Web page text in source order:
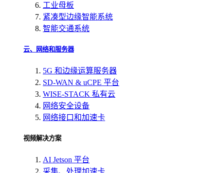
工业母板
紧凑型边缘智能系统
智能交通系统
云、网络和服务器
5G 和边缘运算服务器
SD-WAN & uCPE 平台
WISE-STACK 私有云
网络安全设备
网络接口和加速卡
视频解决方案
AI Jetson 平台